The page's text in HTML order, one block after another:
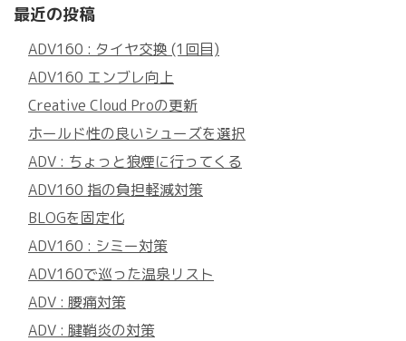
最近の投稿
ADV160 : タイヤ交換 (1回目)
ADV160 エンブレ向上
Creative Cloud Proの更新
ホールド性の良いシューズを選択
ADV : ちょっと狼煙に行ってくる
ADV160 指の負担軽減対策
BLOGを固定化
ADV160 : シミー対策
ADV160で巡った温泉リスト
ADV : 腰痛対策
ADV : 腱鞘炎の対策